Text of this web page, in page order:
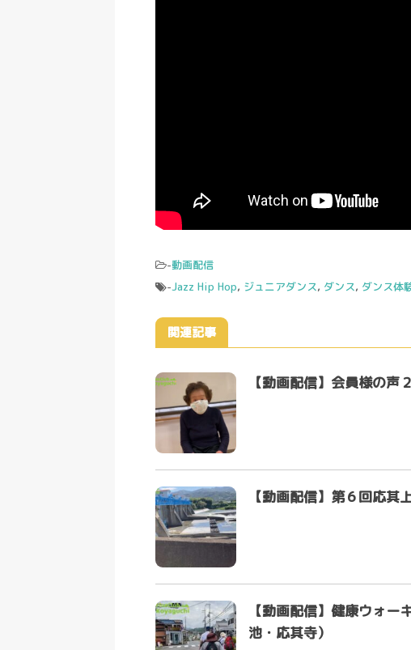
-動画配信
-Jazz Hip Hop, ジュニアダンス, ダンス, ダンス体
関連記事
【動画配信】会員様の声２
【動画配信】第６回応其
【動画配信】健康ウォ
池・応其寺）